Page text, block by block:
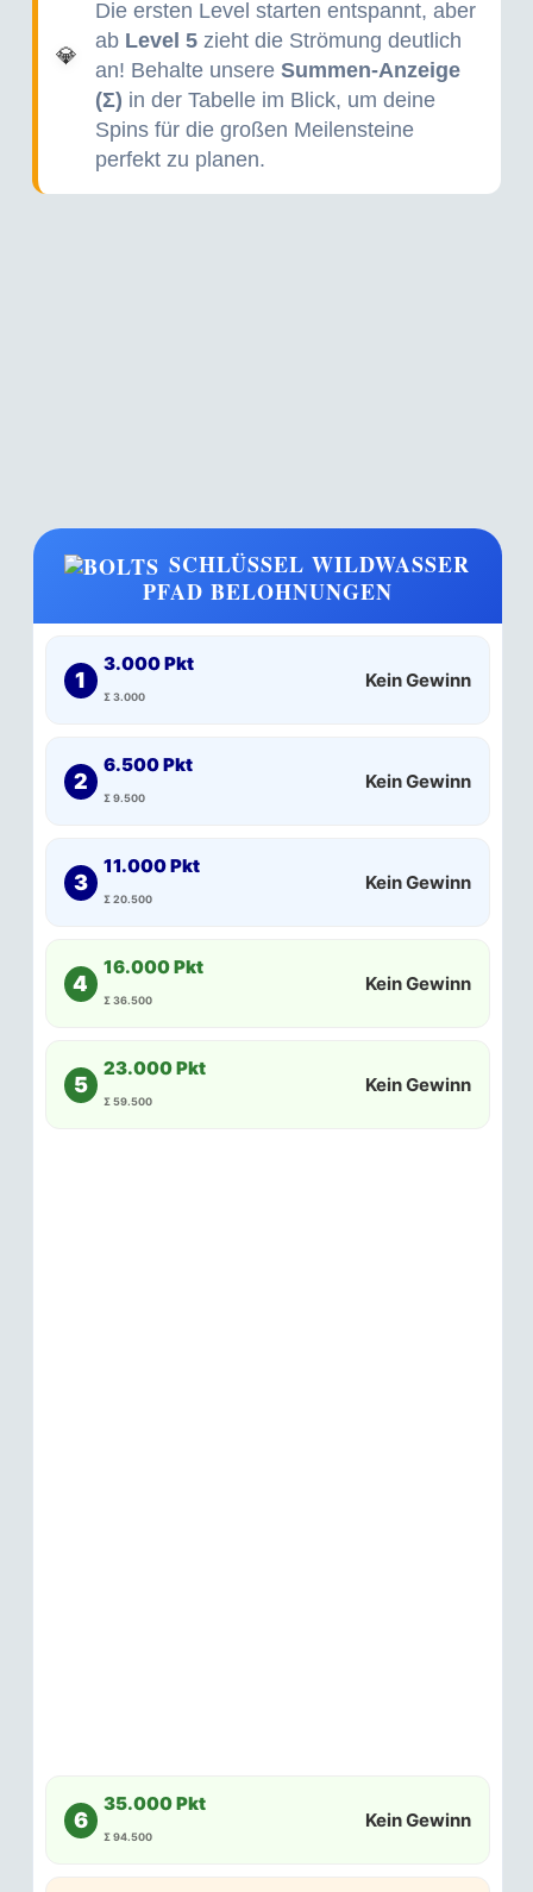
💎
Die ersten Level starten entspannt, aber
ab Level 5zieht die Strömung deutlich
an! Behalte unsere Summen-Anzeige
(Σ) in der Tabelle im Blick, um deine
Spins für die großen Meilensteine
perfekt zu planen.
SCHLÜSSEL WILDWASSER
PFAD BELOHNUNGEN
1
3.000 Pkt
Σ 3.000
Kein Gewinn
2
6.500 Pkt
Σ 9.500
Kein Gewinn
3
11.000 Pkt
Σ 20.500
Kein Gewinn
4
16.000 Pkt
Σ 36.500
Kein Gewinn
5
23.000 Pkt
Σ 59.500
Kein Gewinn
6
35.000 Pkt
Σ 94.500
Kein Gewinn